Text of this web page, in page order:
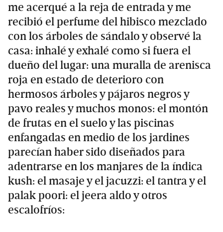
me acerqué a la reja de entrada y me
recibió el perfume del hibisco mezclado
con los árboles de sándalo y observé la
casa: inhalé y exhalé como si fuera el
dueño del lugar: una muralla de arenisca
roja en estado de deterioro con
hermosos árboles y pájaros negros y
pavo reales y muchos monos: el montón
de frutas en el suelo y las piscinas
enfangadas en medio de los jardines
parecían haber sido diseñados para
adentrarse en los manjares de la índica
kush: el masaje y el jacuzzi: el tantra y el
palak poori: el jeera aldo y otros
escalofríos: